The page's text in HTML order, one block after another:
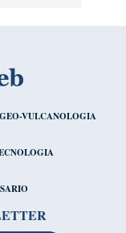
GEO-VULCANOLOGIA